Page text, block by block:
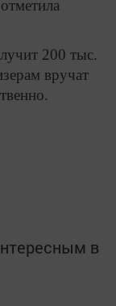
200 тыс.
вручат
в